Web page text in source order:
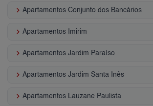
keyboard_arrow_right Apartamentos Conjunto dos Bancários
keyboard_arrow_right Apartamentos Imirim
keyboard_arrow_right Apartamentos Jardim Paraíso
keyboard_arrow_right Apartamentos Jardim Santa Inês
keyboard_arrow_right Apartamentos Lauzane Paulista